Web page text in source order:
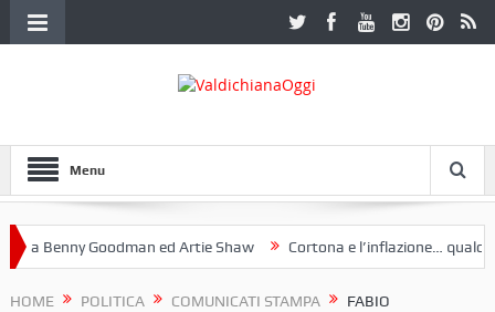
Menu
a Benny Goodman ed Artie Shaw Cortona e l’inflazione… qualche
HOME POLITICA COMUNICATI STAMPA
FABIO